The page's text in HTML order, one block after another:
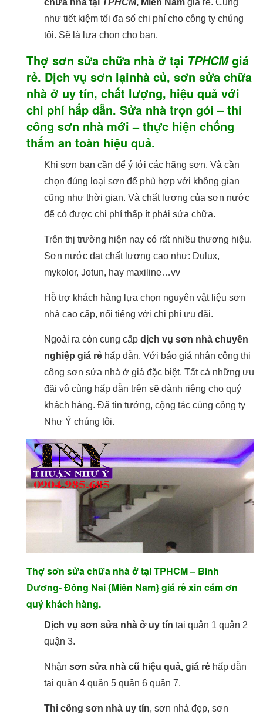
chữa nhà tại TPHCM, Miền Nam giá rẻ. Cũng
như tiết kiệm tối đa số chi phí cho công ty chúng
tôi. Sẽ là lựa chọn cho bạn.
Thợ sơn sửa chữa nhà ở tại TPHCMgiá
rẻ. Dịch vụ sơn lạinhà củ, sơn sửa chữa
nhà ở uy tín, chất lượng, hiệu quả với
chi phí hấp dẫn. Sửa nhà trọn gói – thi
công sơn nhà mới – thực hiện chống
thấm an toàn hiệu quả.
Khi sơn bạn cần để ý tới các hãng sơn. Và cần
chọn đúng loại sơn để phù hợp với không gian
cũng như thời gian. Và chất lượng của sơn nước
để có được chi phí thấp ít phải sửa chữa.
Trên thị trường hiện nay có rất nhiều thương hiệu.
Sơn nước đạt chất lượng cao như: Dulux,
mykolor, Jotun, hay maxiline…vv
Hỗ trợ khách hàng lựa chọn nguyên vật liệu sơn
nhà cao cấp, nổi tiếng với chi phí ưu đãi.
Ngoài ra còn cung cấp dịch vụ sơn nhà chuyên
nghiệp giá rẻ hấp dẫn. Với báo giá nhân công thi
công sơn sửa nhà ở giá đặc biệt. Tất cả những ưu
đãi vô cùng hấp dẫn trên sẽ dành riêng cho quý
khách hàng. Đã tin tưởng, cộng tác cùng công ty
Như Ý chúng tôi.
Thợ sơn sửa chữa nhà ở tại TPHCM – Bình
Dương- Đồng Nai {Miền Nam} giá rẻ xin cám ơn
quý khách hàng.
Dịch vụ sơn sửa nhà ở uy tín tại quận 1 quận 2
quận 3.
Nhận sơn sửa nhà cũ hiệu quả, giá rẻ hấp dẫn
tại quận 4 quận 5 quận 6 quận 7.
Thi công sơn nhà uy tín, sơn nhà đẹp, sơn